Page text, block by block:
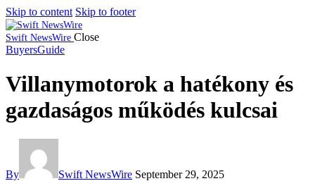
Skip to content Skip to footer
Swift NewsWire Close
BuyersGuide
Villanymotorok a hatékony és
gazdaságos működés kulcsai
By Swift NewsWire September 29, 2025